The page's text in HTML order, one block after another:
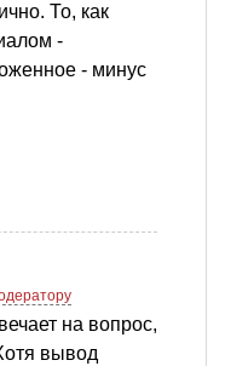
То, как
-
- минус
на вопрос,
вывод